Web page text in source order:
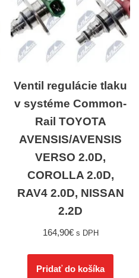
Ventil regulácie tlaku
v systéme Common-
Rail TOYOTA
AVENSIS/AVENSIS
VERSO 2.0D,
COROLLA 2.0D,
RAV4 2.0D, NISSAN
2.2D
164,90€ s DPH
Pridať do košíka